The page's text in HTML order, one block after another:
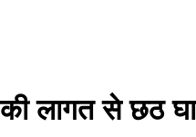
लागत से छठ